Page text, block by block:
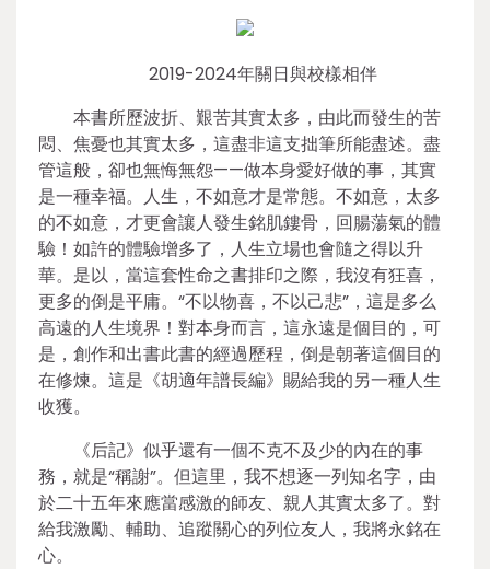
2019-2024年關日與校樣相伴
本書所歷波折、艱苦其實太多，由此而發生的苦
悶、焦憂也其實太多，這盡非這支拙筆所能盡述。盡
管這般，卻也無悔無怨——做本身愛好做的事，其實
是一種幸福。人生，不如意才是常態。不如意，太多
的不如意，才更會讓人發生銘肌鏤骨，回腸蕩氣的體
驗！如許的體驗增多了，人生立場也會隨之得以升
華。是以，當這套性命之書排印之際，我沒有狂喜，
更多的倒是平庸。“不以物喜，不以己悲”，這是多么
高遠的人生境界！對本身而言，這永遠是個目的，可
是，創作和出書此書的經過歷程，倒是朝著這個目的
在修煉。這是《胡適年譜長編》賜給我的另一種人生
收獲。
《后記》似乎還有一個不克不及少的內在的事
務，就是“稱謝”。但這里，我不想逐一列知名字，由
於二十五年來應當感激的師友、親人其實太多了。對
給我激勵、輔助、追蹤關心的列位友人，我將永銘在
心。